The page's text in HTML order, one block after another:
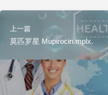
上一篇
莫匹罗星 Mupirocin.mplx.